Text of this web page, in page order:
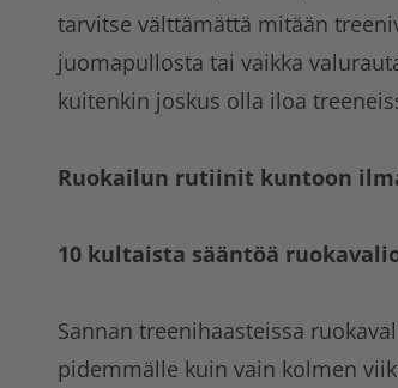
tarvitse välttämättä mitään
juomapullosta tai vaikka
kuitenkin joskus olla iloa
Ruokailun rutiinit kuntoon
10 kultaista sääntöä
Sannan treenihaasteissa
pidemmälle kuin vain kolmen